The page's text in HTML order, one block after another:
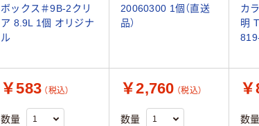
ボックス＃9B-2クリ
ア 8.9L 1個 オリジナ
ル
20060300 1個（直送
品）
カ
明
￥583 （税込）
数量
￥2,760 （税込）
数量 数量